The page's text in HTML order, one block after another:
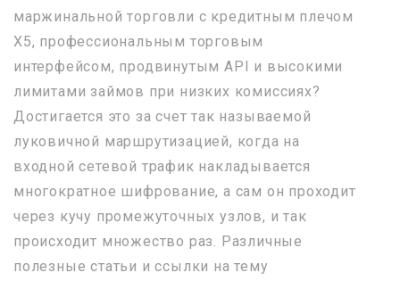
маржинальной торговли с кредитным плечом
Х5, профессиональным торговым
интерфейсом, продвинутым API и высокими
лимитами займов при низких комиссиях?
Достигается это за счет так называемой
луковичной маршрутизацией, когда на
входной сетевой трафик накладывается
многократное шифрование, а сам он проходит
через кучу промежуточных узлов, и так
происходит множество раз. Различные
полезные статьи и ссылки на тему